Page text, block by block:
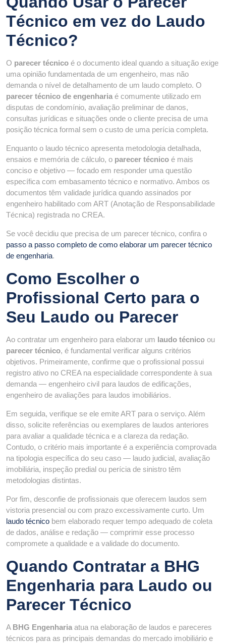
Técnico em vez do Laudo
Técnico?
O parecer técnico é o documento ideal quando a situação exige
uma opinião fundamentada de um engenheiro, mas não
demanda o nível de detalhamento de um laudo completo. O
parecer técnico de engenharia é comumente utilizado em
disputas de condomínio, avaliação preliminar de danos,
consultas jurídicas e situações onde o cliente precisa de uma
posição técnica formal sem o custo de uma perícia completa.
Enquanto o laudo técnico apresenta metodologia detalhada,
ensaios e memória de cálculo, o parecer técnico é mais
conciso e objetivo — focado em responder uma questão
específica com embasamento técnico e normativo. Ambos os
documentos têm validade jurídica quando assinados por
engenheiro habilitado com ART (Anotação de Responsabilidade
Técnica) registrada no CREA.
Se você decidiu que precisa de um parecer técnico, confira o
passo a passo completo de como elaborar um parecer técnico
de engenharia.
Como Escolher o
Profissional Certo para o
Seu Laudo ou Parecer
Ao contratar um engenheiro para elaborar um laudo técnico ou
parecer técnico, é fundamental verificar alguns critérios
objetivos. Primeiramente, confirme que o profissional possui
registro ativo no CREA na especialidade correspondente à sua
demanda — engenheiro civil para laudos de edificações,
engenheiro de avaliações para laudos imobiliários.
Em seguida, verifique se ele emite ART para o serviço. Além
disso, solicite referências ou exemplares de laudos anteriores
para avaliar a qualidade técnica e a clareza da redação.
Contudo, o critério mais importante é a experiência comprovada
na tipologia específica do seu caso — laudo judicial, avaliação
imobiliária, inspeção predial ou perícia de sinistro têm
metodologias distintas.
Por fim, desconfie de profissionais que oferecem laudos sem
vistoria presencial ou com prazo excessivamente curto. Um
laudo técnico bem elaborado requer tempo adequado de coleta
de dados, análise e redação — comprimir esse processo
compromete a qualidade e a validade do documento.
Quando Contratar a BHG
Engenharia para Laudo ou
Parecer Técnico
A BHG Engenharia atua na elaboração de laudos e pareceres
técnicos para as principais demandas do mercado imobiliário e